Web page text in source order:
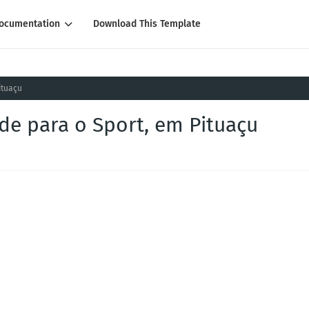
Download This Template
para o Sport, em Pituaçu